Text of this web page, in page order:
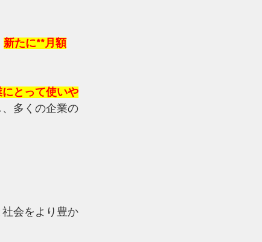
新たに**月額
とって使いや
多くの企業の
会をより豊か